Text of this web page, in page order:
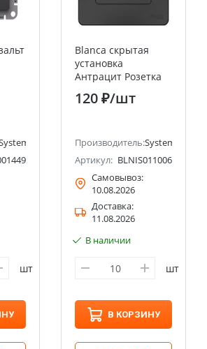
Electric (ранее Schneider Electric)
шт
Blanca скрытая
установка
Антрацит Розетка
ТЛФ RJ11 Systeme
Electric (Schneider
120 ₽/шт
Производитель:Systeme
Артикул: BLNIS011006
Самовывоз:
10.08.2026
Доставка:
11.08.2026
В наличии
шт
В КОРЗИНУ